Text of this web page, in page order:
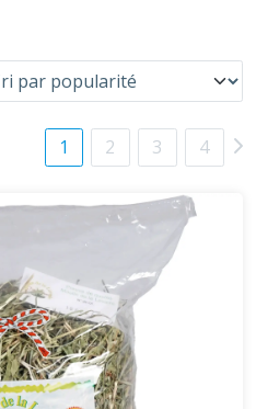
1 2 3 4